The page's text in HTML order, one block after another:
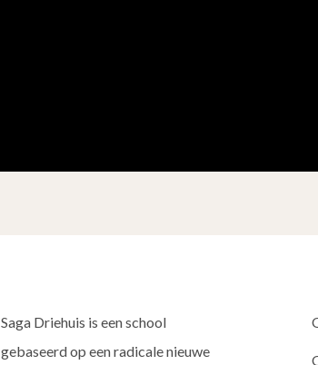
Saga Driehuis is een school
gebaseerd op een radicale nieuwe